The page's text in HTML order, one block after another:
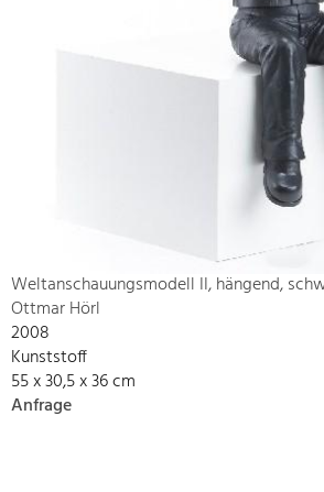
Weltanschauungsmodell II, hängend,
Ottmar Hörl
2008
Kunststoff
55 x 30,5 x 36 cm
Anfrage